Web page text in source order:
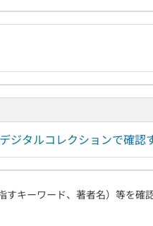
ジタルコレクションで確認
キーワード、著者名）等を確